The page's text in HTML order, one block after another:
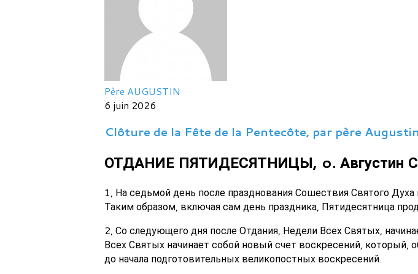
Père AUGUSTIN
6 juin 2026
Clôture de la Fête de la Pentecôte, par père
ОТДАНИЕ ПЯТИДЕСЯТНИЦЫ, o. Августин
1, На седьмой день после празднования Сошествия Святого
Таким образом, включая сам день праздника, Пятидесятница
2, Со следующего дня после Отдания, Недели Всех Святых,
Всех Святых начинает собой новый счет воскресений,
до начала подготовительных великопостных воскресений.